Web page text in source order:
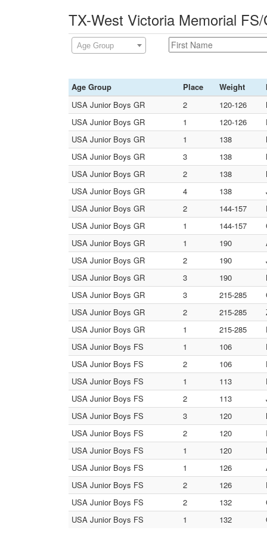
TX-West Victoria Memorial
Age Group
Age Group Place Weight
USA Junior Boys GR
2 120-126
USA Junior Boys GR
1 120-126
USA Junior Boys GR
1 138
USA Junior Boys GR
3 138
USA Junior Boys GR
2 138
USA Junior Boys GR
4 138
USA Junior Boys GR
2 144-157
USA Junior Boys GR
1 144-157
USA Junior Boys GR
1 190
USA Junior Boys GR
2 190
USA Junior Boys GR
3 190
USA Junior Boys GR
3 215-285
USA Junior Boys GR
2 215-285
USA Junior Boys GR
1 215-285
USA Junior Boys FS
1 106
USA Junior Boys FS
2 106
USA Junior Boys FS
1 113
USA Junior Boys FS
2 113
USA Junior Boys FS
3 120
USA Junior Boys FS
2 120
USA Junior Boys FS
1 120
USA Junior Boys FS
1 126
USA Junior Boys FS
2 126
USA Junior Boys FS
2 132
USA Junior Boys FS
1 132